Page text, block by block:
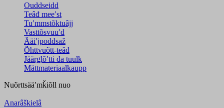
Ouddseidd
Teâđ meeʹst
Tuʹmmstõktuâjj
Vasttõsvuuʹd
Ääiʹjpoddsaž
Õhttvuõtt-teâđ
Jåårǥlõʹtti da tuulk
Mättmateriaalkaupp
Nuõrttsääʹmǩiõll nuo
Anarâškielâ